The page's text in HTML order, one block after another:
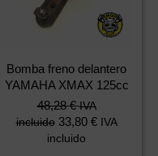
Bomba freno delantero
YAMAHA XMAX 125cc
48,28€ IVA
incluido 33,80 € IVA
incluido